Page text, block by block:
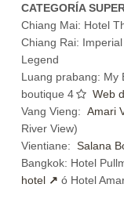
CATEGORÍA
Chiang Mai: Hotel
Chiang Rai:
Legend
Luang prabang: My
boutique 4
Web
Vang Vieng: Amari
River View)
Vientiane: Salana
Bangkok: Hotel
hotel
ó Hotel